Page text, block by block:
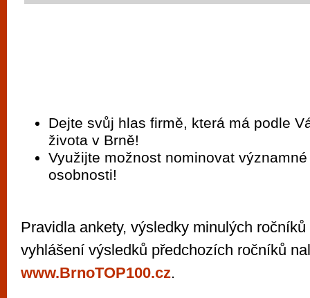
Dejte svůj hlas firmě, která má podle
života v Brně!
Využijte možnost nominovat
osobnosti!
Pravidla ankety, výsledky minulých
vyhlášení výsledků předchozích ročníků
www.BrnoTOP100.cz.